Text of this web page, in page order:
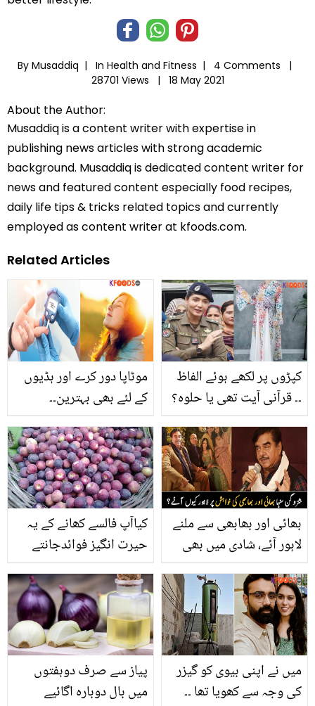
By Musaddiq | In Health and Fitness |
4 Comments |
28701 Views |
18 May 2021
About the Author:
Musaddiq is a content writer with expertise in
publishing news articles with strong academic
background. Musaddiq is dedicated content writer for
news and featured content especially food recipes,
daily life tips & tricks related topics and currently
employed as content writer at kfoods.com.
Related Articles
موٹاپا دور کرے اور ہڈیوں
کے لئے بھی بہترین۔۔
لینی ضروری ہے؟ حیرت
انگیز فائدے
کپڑوں پر لکھے ہوئے الفاظ
۔۔ قرآنی آیت تھی یا حلوہ؟
کیاآپ فالسے کھانے کے یہ
حیرت انگیز فوائدجانتے
کھانا اپنی عادت بنا لیں گے
بھائی اور بھابھی سے ملنے
لاہور آئے، شادی میں بھی
شتروگن سنہا کا پاکستان
میں کون سا بھائی ہے؟
پیاز سے صرف دوہفتوں
میں بال دوبارہ اگائیے
میں نے اپنی بیوی کو گیزر
کی وجہ سے کھویا تھا ۔۔